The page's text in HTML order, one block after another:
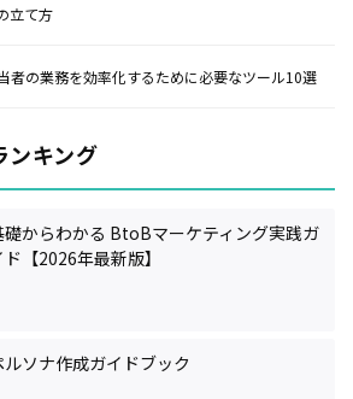
立て方
者の業務を効率化するために必要なツール10選
ンキング
礎からわかる BtoBマーケティング実践ガ
ド【2026年最新版】
ルソナ作成ガイドブック